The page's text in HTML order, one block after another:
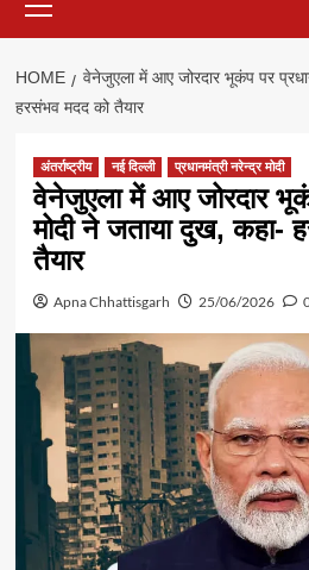
Menu
HOME
वेनेजुएला में आए जोरदार भूकंप पर
हरसंभव मदद को तैयार
अंतर्राष्ट्रीय नई दिल्ली प्रधानमंत्री नरेन्द्र मोदी
वेनेजुएला में आए जोरदार
मोदी ने जताया दुख, कहा-
तैयार
Apna Chhattisgarh 25/06/2026